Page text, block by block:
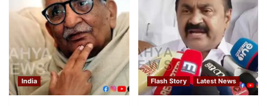
India Flash Story Latest News